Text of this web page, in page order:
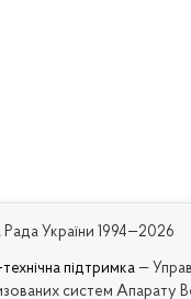
України 1994—2026
підтримка —
систем Апарату